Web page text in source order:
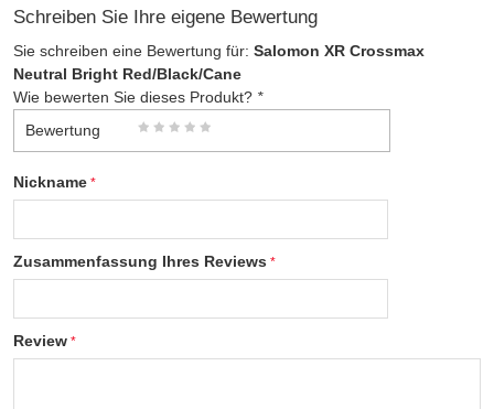
Schreiben Sie Ihre eigene Bewertung
Sie schreiben eine Bewertung für: Salomon XR Crossmax
Neutral Bright Red/Black/Cane
Wie bewerten Sie dieses Produkt? *
Bewertung
Nickname
Zusammenfassung Ihres Reviews
Review